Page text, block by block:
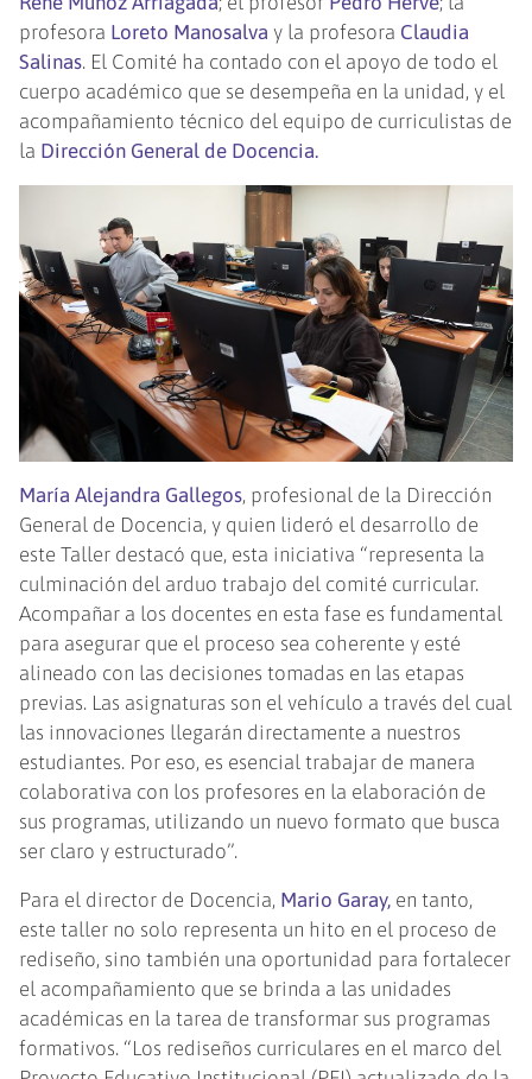
profesora Loreto Manosalva y la profesora Claudia
Salinas. El Comité ha contado con el apoyo de todo el
cuerpo académico que se desempeña en la unidad, y el
acompañamiento técnico del equipo de curriculistas de
la Dirección General de Docencia.
María Alejandra Gallegos, profesional de la Dirección
General de Docencia, y quien lideró el desarrollo de
este Taller destacó que, esta iniciativa “representa la
culminación del arduo trabajo del comité curricular.
Acompañar a los docentes en esta fase es fundamental
para asegurar que el proceso sea coherente y esté
alineado con las decisiones tomadas en las etapas
previas. Las asignaturas son el vehículo a través del cual
las innovaciones llegarán directamente a nuestros
estudiantes. Por eso, es esencial trabajar de manera
colaborativa con los profesores en la elaboración de
sus programas, utilizando un nuevo formato que busca
ser claro y estructurado”.
Para el director de Docencia, Mario Garay, en tanto,
este taller no solo representa un hito en el proceso de
rediseño, sino también una oportunidad para fortalecer
el acompañamiento que se brinda a las unidades
académicas en la tarea de transformar sus programas
formativos. “Los rediseños curriculares en el marco del